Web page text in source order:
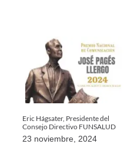
Eric Hágsater, Presidente del
Consejo Directivo FUNSALUD
23 noviembre, 2024